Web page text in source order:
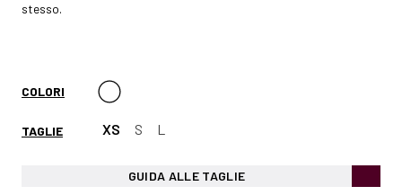
stesso.
COLORI
TAGLIE XS S L
GUIDA ALLE TAGLIE